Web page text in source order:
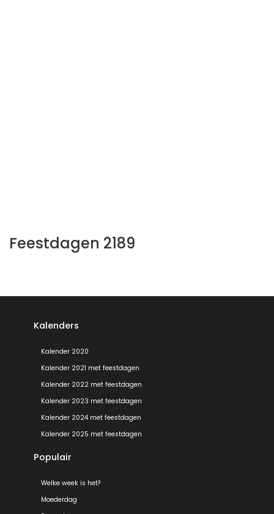
Feestdagen 2189
Kalenders
Kalender 2020
Kalender 2021 met feestdagen
Kalender 2022 met feestdagen
Kalender 2023 met feestdagen
Kalender 2024 met feestdagen
Kalender 2025 met feestdagen
Populair
Welke week is het?
Moederdag